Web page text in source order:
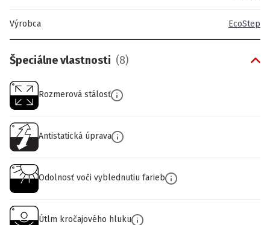
Výrobca EcoStep
Špeciálne vlastnosti (8)
Rozmerová stálosť
Antistatická úprava
Odolnosť voči vyblednutiu farieb
Útlm kročajového hluku